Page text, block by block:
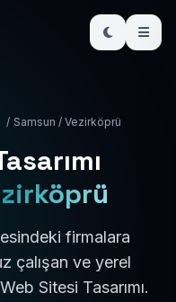
/ Samsun / Vezirköprü
firmalara
çalışan ve yerel
Sitesi Tasarımı.